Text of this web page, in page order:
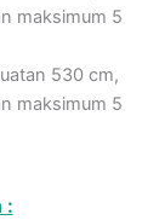
maksimum 5
530 cm,
maksimum 5
: